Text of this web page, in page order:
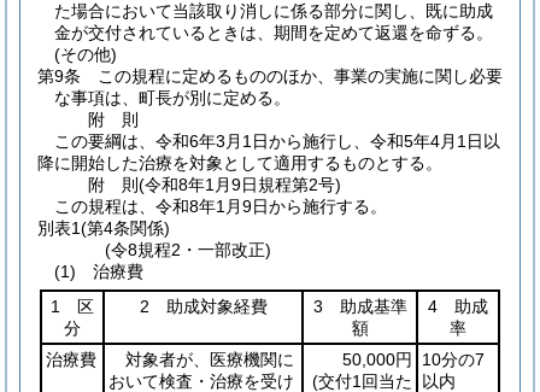
た場合において当該取り消しに係る部分に関し、既に助成
金が交付されているときは、期間を定めて返還を命ずる。
(その他)
第9条
この規程に定めるもののほか、事業の実施に関し必要
な事項は、町長が別に定める。
附 則
この要綱は、令和6年3月1日から施行し、令和5年4月1日以
降に開始した治療を対象として適用するものとする。
附 則(令和8年1月9日規程第2号)
この規程は、令和8年1月9日から施行する。
別表1(第4条関係)
(令8規程2・一部改正)
(1) 治療費
1 区
分
2 助成対象経費
3 助成基準
額
4 助成
率
治療費
対象者が、医療機関に
おいて検査・治療を受け
50,000円
(交付1回当た
10分の7
以内